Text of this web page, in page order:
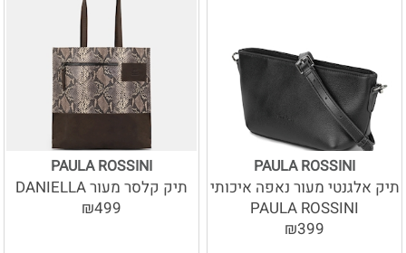
PAULA ROSSINI
תיק אלגנטי מעור נאפה איכותי
PAULA ROSSINI
₪399
PAULA ROSSINI
תיק קלסר מעור DANIELLA
₪499